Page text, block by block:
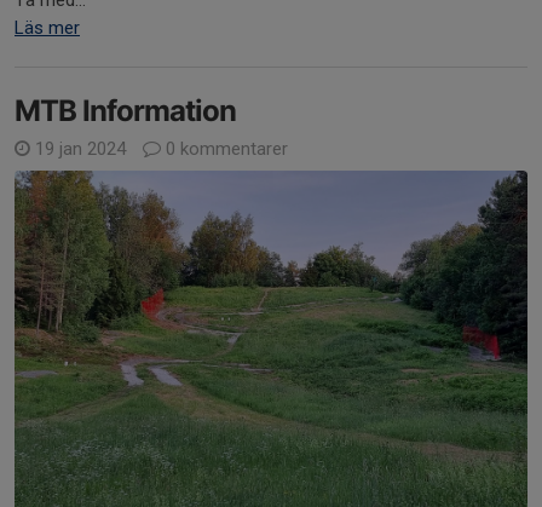
Läs mer
MTB Information
19 jan 2024 0 kommentarer